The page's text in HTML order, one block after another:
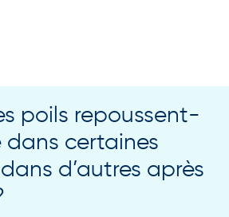
poils repoussent-
dans certaines
d’autres après